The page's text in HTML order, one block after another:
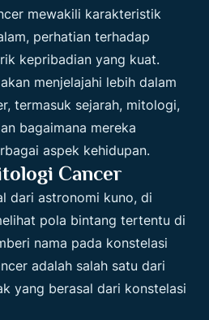
mewakili karakteristik
perhatian terhadap
kepribadian yang kuat.
menjelajahi lebih dalam
, termasuk sejarah, mitologi,
bagaimana mereka
aspek kehidupan.
Cancer
dari astronomi kuno, di
pola bintang tertentu di
nama pada konstelasi
adalah salah satu dari
yang berasal dari konstelasi